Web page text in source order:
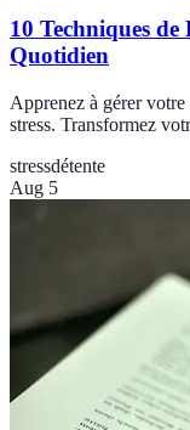
10 Techniques
Quotidien
Apprenez à gérer votre
stress. Transformez
stressdétente
Aug 5